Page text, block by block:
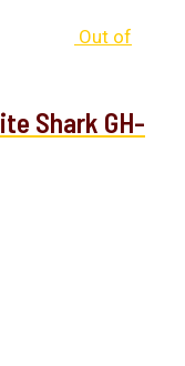
Out of
Shark GH-